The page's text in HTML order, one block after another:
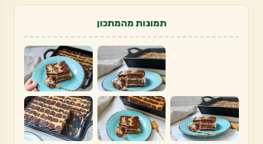
תמונות מהמתכון